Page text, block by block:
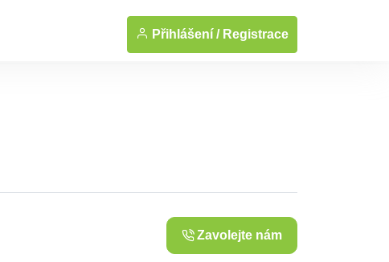
Přihlášení / Registrace
... Zobrazit fotografie
Zavolejte nám